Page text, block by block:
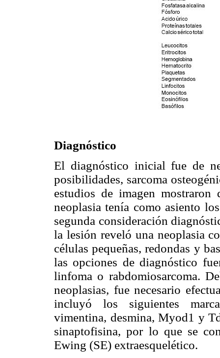
Diagnóstico
El diagnóstico inicial fue de
posibilidades, sarcoma
estudios de imagen
neoplasia tenía como asiento
segunda consideración
la lesión reveló una neoplasia
células pequeñas, redondas y
las opciones de diagnóstico
linfoma o rabdomiosarcoma.
neoplasias, fue necesario
incluyó los siguientes
vimentina, desmina, Myod1 y
sinaptofisina, por lo que se
Ewing (SE) extraesquelético.